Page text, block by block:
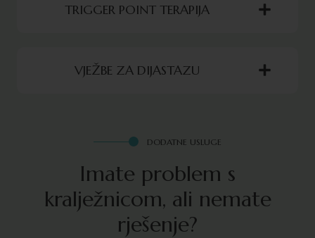
TRIGGER POINT TERAPIJA
VJEŽBE ZA DIJASTAZU
DODATNE USLUGE
Imate problem s
kralježnicom, ali nemate
rješenje?